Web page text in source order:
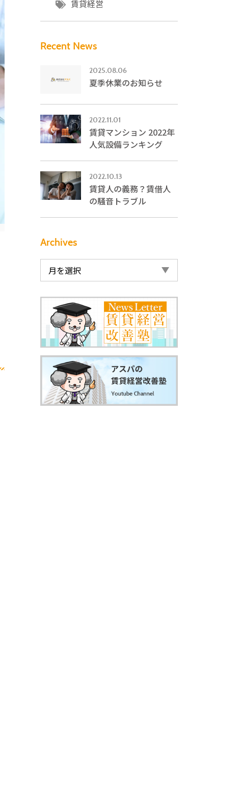
賃貸経営
Recent News
2025.08.06
夏季休業のお知らせ
2022.11.01
賃貸マンション 2022年
人気設備ランキング
2022.10.13
賃貸人の義務？賃借人
の騒音トラブル
Archives